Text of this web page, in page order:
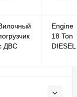
ДВС
Engine
18 Ton
DIESEL